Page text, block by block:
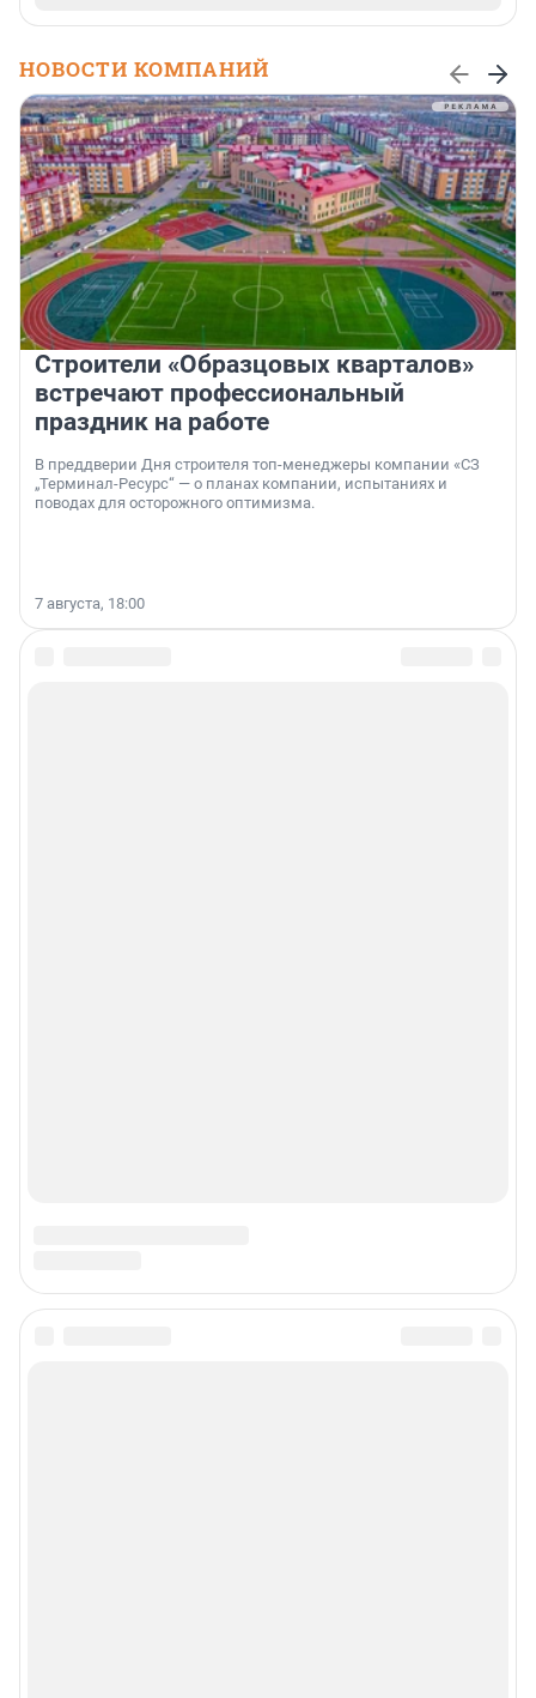
НОВОСТИ КОМПАНИЙ
Строители «Образцовых кварталов»
встречают профессиональный
праздник на работе
В преддверии Дня строителя топ-менеджеры компании «СЗ
„Терминал-Ресурс“ — о планах компании, испытаниях и
поводах для осторожного оптимизма.
7 августа, 18:00